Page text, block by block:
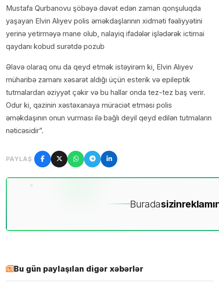
Mustafa Qurbanovu şöbəyə dəvət edən zaman qonşuluqda
yaşayan Elvin Alıyev polis əməkdaşlarının xidməti fəaliyyətini
yerinə yetirməyə mane olub, nalayiq ifadələr işlədərək ictimai
qaydanı kobud surətdə pozub
Əlavə olaraq onu da qeyd etmək istəyirəm ki, Elvin Alıyev
müharibə zamanı xəsarət aldığı üçün esterik və epileptik
tutmalardan əziyyət çəkir və bu hallar onda tez-tez baş verir.
Odur ki, qazinin xəstəxanaya müraciət etməsi polis
əməkdaşının onun vurması ilə bağlı deyil qeyd edilən tutmaların
nəticəsidir”.
PAYLAŞ
Buradasizin
Bu gün paylaşılan digər xəbərlər